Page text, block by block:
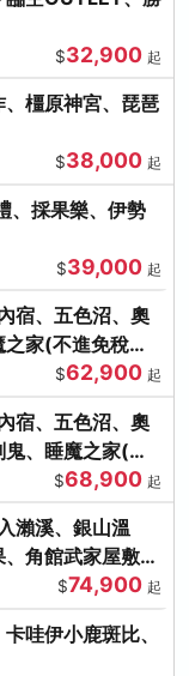
$32,900 起
橿原神宮、琵琶
$38,000 起
、採果樂、伊勢
$39,000 起
宿、五色沼、奧
家(不進免稅店)
$62,900 起
宿、五色沼、奧
、睡魔之家(不
$68,900 起
瀨溪、銀山溫
角館武家屋敷
$74,900 起
哇伊小鹿斑比、